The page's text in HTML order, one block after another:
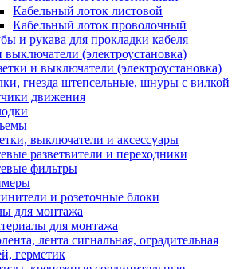
Кабельный лоток листовой
Кабельный лоток проволочный
и рукава для прокладки кабеля
выключатели (электроустановка)
и выключатели (электроустановка)
гнезда штепсельные, шнуры с вилкой
движения
выключатели и аксессуары
разветвители и переходники
фильтры
и розеточные блоки
для монтажа
для монтажа
лента сигнальная, оградительная
герметик